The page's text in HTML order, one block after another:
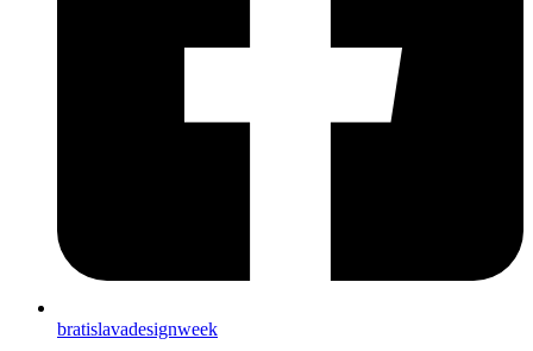
bratislavadesignweek